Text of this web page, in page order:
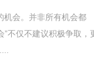
机会。并非所有机会都
”不仅不建议积极争取，